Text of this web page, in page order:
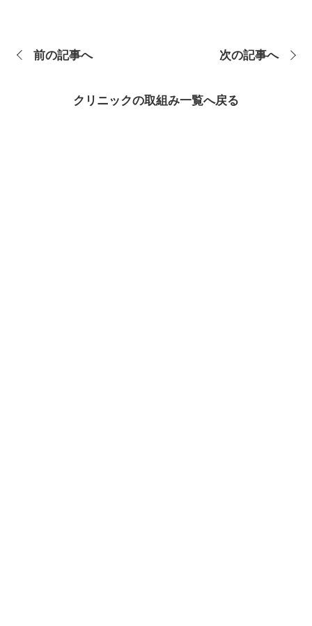
前の記事へ 次の記事へ
クリニックの取組み一覧へ戻る